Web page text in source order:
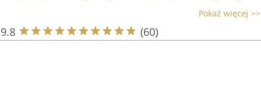
Pokaż więcej >>
9.8 (60)